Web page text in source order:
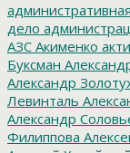
дело
АЗС Акименко
Буксман
Александр
Левинталь
Александр
Филиппова